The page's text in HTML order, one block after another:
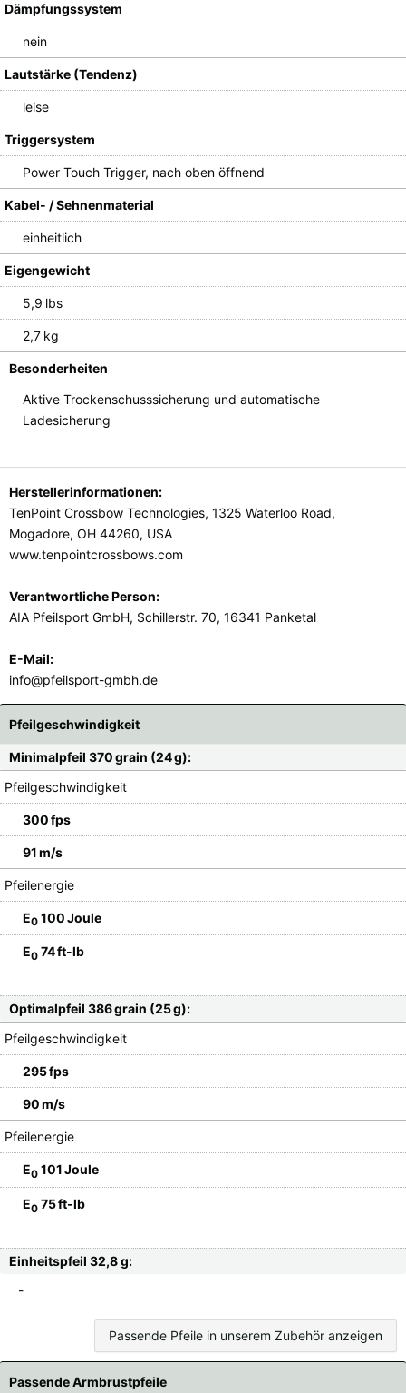
Dämpfungssystem
nein
Lautstärke (Tendenz)
leise
Triggersystem
Power Touch Trigger, nach oben öffnend
Kabel- / Sehnenmaterial
einheitlich
Eigengewicht
5,9 lbs
2,7 kg
Besonderheiten
Aktive Trockenschusssicherung und automatische
Ladesicherung
Herstellerinformationen:
TenPoint Crossbow Technologies, 1325 Waterloo Road,
Mogadore, OH 44260, USA
www.tenpointcrossbows.com
Verantwortliche Person:
AIA Pfeilsport GmbH, Schillerstr. 70, 16341 Panketal
E-Mail:
info@pfeilsport-gmbh.de
Pfeilgeschwindigkeit
Minimalpfeil 370 grain (24 g):
Pfeilgeschwindigkeit
300 fps
91 m/s
Pfeilenergie
E0 100 Joule
E0 74 ft-lb
Optimalpfeil 386 grain (25 g):
Pfeilgeschwindigkeit
295 fps
90 m/s
Pfeilenergie
E0 101 Joule
E0 75 ft-lb
Einheitspfeil 32,8 g:
-
Passende Pfeile in unserem Zubehör anzeigen
Passende Armbrustpfeile